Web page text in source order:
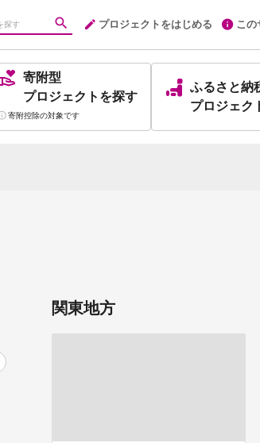
プロジェクトをはじめる この
寄附型
プロジェクト を探す
寄附控除の対象です
ふるさと納
プロジェク
関東地方